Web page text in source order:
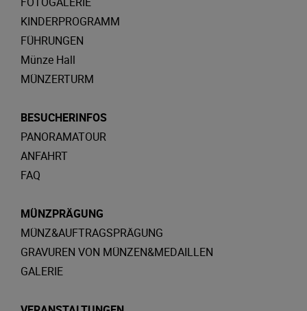
KINDERPROGRAMM
FÜHRUNGEN
Münze Hall
MÜNZERTURM
BESUCHERINFOS
PANORAMATOUR
ANFAHRT
FAQ
MÜNZPRÄGUNG
MÜNZ&AUFTRAGSPRÄGUNG
GRAVUREN VON MÜNZEN&MEDAILLEN
GALERIE